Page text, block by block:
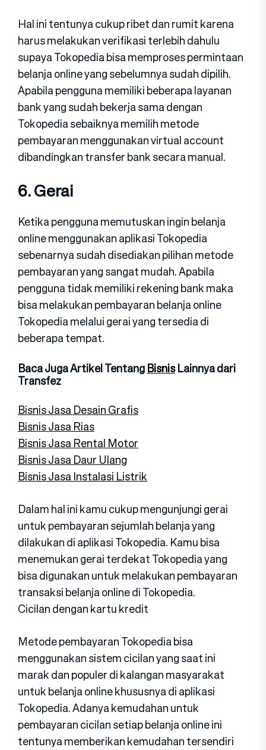
Hal ini tentunya cukup ribet dan rumit karena
harus melakukan verifikasi terlebih dahulu
supaya Tokopedia bisa memproses permintaan
belanja online yang sebelumnya sudah dipilih.
Apabila pengguna memiliki beberapa layanan
bank yang sudah bekerja sama dengan
Tokopedia sebaiknya memilih metode
pembayaran menggunakan virtual account
dibandingkan transfer bank secara manual.
6. Gerai
Ketika pengguna memutuskan ingin belanja
online menggunakan aplikasi Tokopedia
sebenarnya sudah disediakan pilihan metode
pembayaran yang sangat mudah. Apabila
pengguna tidak memiliki rekening bank maka
bisa melakukan pembayaran belanja online
Tokopedia melalui gerai yang tersedia di
beberapa tempat.
Baca Juga Artikel TentangBisnisLainnya dari
Transfez
Bisnis Jasa Desain Grafis
Bisnis Jasa Rias
Bisnis Jasa Rental Motor
Bisnis Jasa Daur Ulang
Bisnis Jasa Instalasi Listrik
Dalam hal ini kamu cukup mengunjungi gerai
untuk pembayaran sejumlah belanja yang
dilakukan di aplikasi Tokopedia. Kamu bisa
menemukan gerai terdekat Tokopedia yang
bisa digunakan untuk melakukan pembayaran
transaksi belanja online di Tokopedia.
Cicilan dengan kartu kredit
Metode pembayaran Tokopedia bisa
menggunakan sistem cicilan yang saat ini
marak dan populer di kalangan masyarakat
untuk belanja online khususnya di aplikasi
Tokopedia. Adanya kemudahan untuk
pembayaran cicilan setiap belanja online ini
tentunya memberikan kemudahan tersendiri